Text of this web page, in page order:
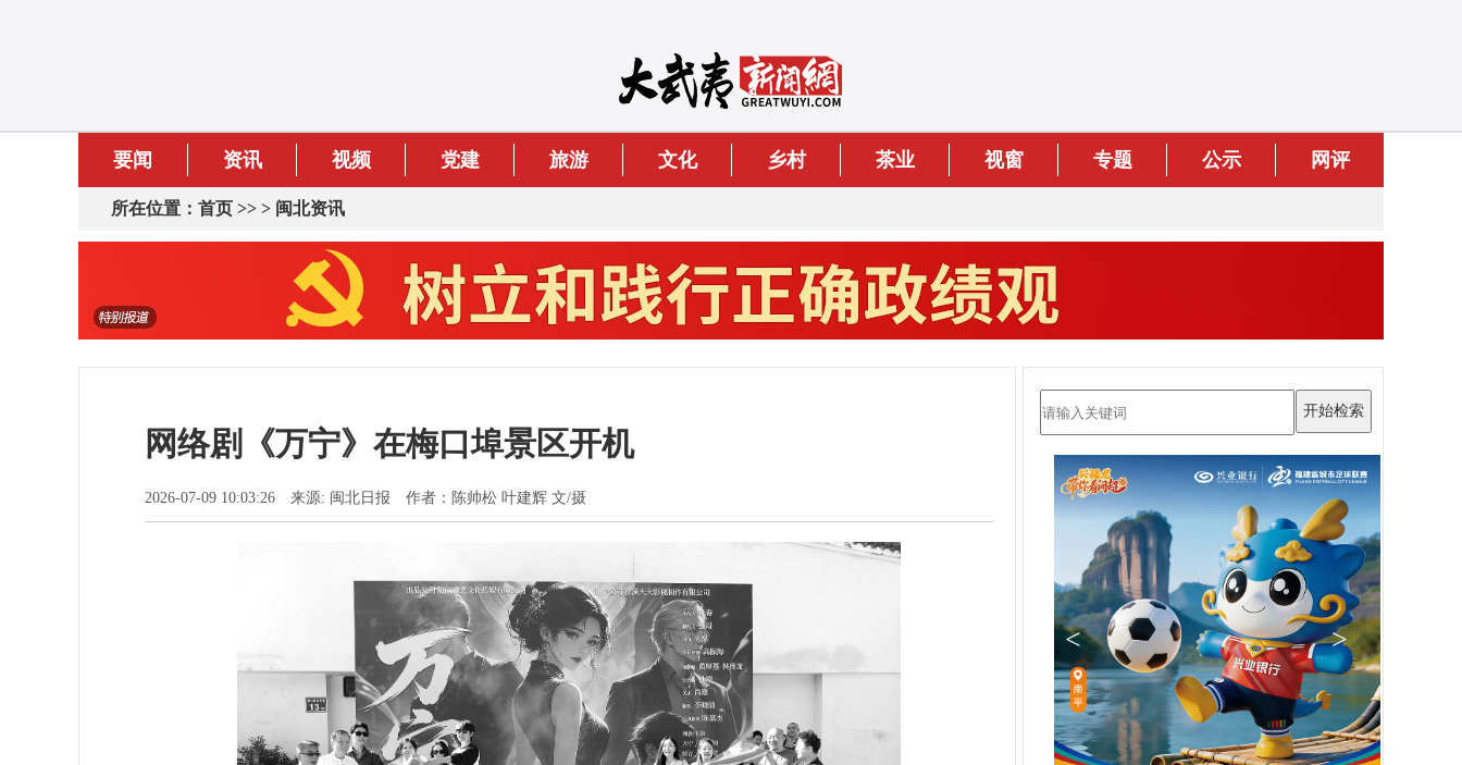
要闻 资讯 视频 党建 旅游 文化 乡村 茶业 视窗 专题 公示 网评
所在位置： 首页 >> > 闽北资讯
网络剧《万宁》在梅口埠景区开机
2026-07-09 10:03:26 来源: 闽北日报 作者：陈帅松 叶建辉 文/摄